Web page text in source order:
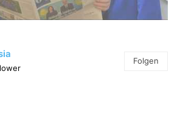
Folgen